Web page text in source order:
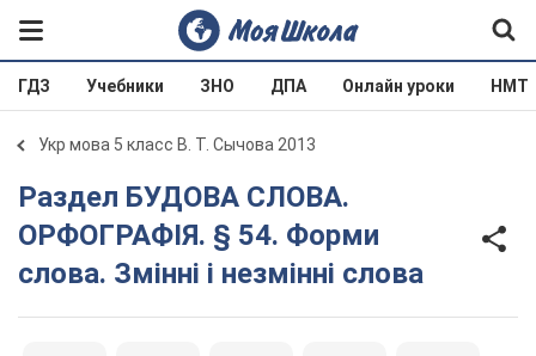
ГДЗ Учебники ЗНО ДПА Онлайн уроки НМТ
Укр мова 5 класс В. Т. Сычова 2013
Раздел БУДОВА СЛОВА.
ОРФОГРАФІЯ. § 54. Форми
слова. Змінні і незмінні слова